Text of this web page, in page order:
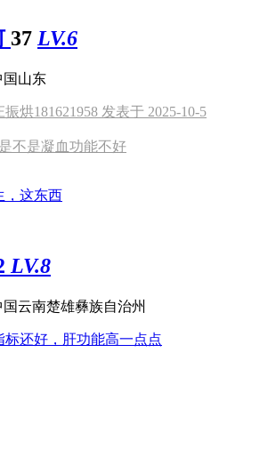
37 LV.6
国山东
振烘181621958 发表于 2025-10-5
不是凝血功能不好
，这东西
LV.8
国云南楚雄彝族自治州
标还好，肝功能高一点点